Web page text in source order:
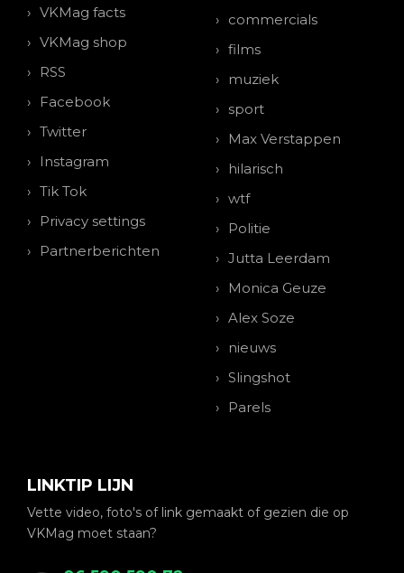
VKMag facts
VKMag shop
RSS
Facebook
Twitter
Instagram
Tik Tok
Privacy settings
Partnerberichten
commercials
films
muziek
sport
Max Verstappen
hilarisch
wtf
Politie
Jutta Leerdam
Monica Geuze
Alex Soze
nieuws
Slingshot
Parels
LINKTIP LIJN
Vette video, foto's of link gemaakt of gezien die op
VKMag moet staan?